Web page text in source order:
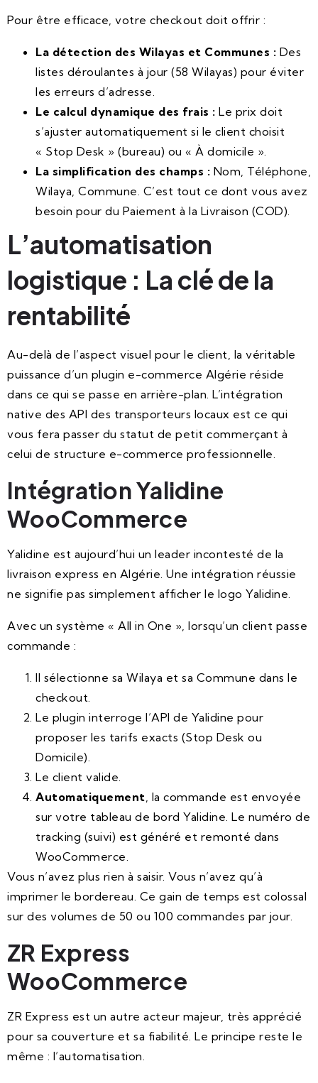
Pour être efficace, votre checkout doit offrir :
La détection des Wilayas et Communes : Des
listes déroulantes à jour (58 Wilayas) pour éviter
les erreurs d’adresse.
Le calcul dynamique des frais : Le prix doit
s’ajuster automatiquement si le client choisit
« Stop Desk » (bureau) ou « À domicile ».
La simplification des champs : Nom, Téléphone,
Wilaya, Commune. C’est tout ce dont vous avez
besoin pour du Paiement à la Livraison (COD).
L’automatisation
logistique : La clé de la
rentabilité
Au-delà de l’aspect visuel pour le client, la véritable
puissance d’un plugin e-commerce Algérie réside
dans ce qui se passe en arrière-plan. L’intégration
native des API des transporteurs locaux est ce qui
vous fera passer du statut de petit commerçant à
celui de structure e-commerce professionnelle.
Intégration Yalidine
WooCommerce
Yalidine est aujourd’hui un leader incontesté de la
livraison express en Algérie. Une intégration réussie
ne signifie pas simplement afficher le logo Yalidine.
Avec un système « All in One », lorsqu’un client passe
commande :
Il sélectionne sa Wilaya et sa Commune dans le
checkout.
Le plugin interroge l’API de Yalidine pour
proposer les tarifs exacts (Stop Desk ou
Domicile).
Le client valide.
Automatiquement, la commande est envoyée
sur votre tableau de bord Yalidine. Le numéro de
tracking (suivi) est généré et remonté dans
WooCommerce.
Vous n’avez plus rien à saisir. Vous n’avez qu’à
imprimer le bordereau. Ce gain de temps est colossal
sur des volumes de 50 ou 100 commandes par jour.
ZR Express
WooCommerce
ZR Express est un autre acteur majeur, très apprécié
pour sa couverture et sa fiabilité. Le principe reste le
même : l’automatisation.